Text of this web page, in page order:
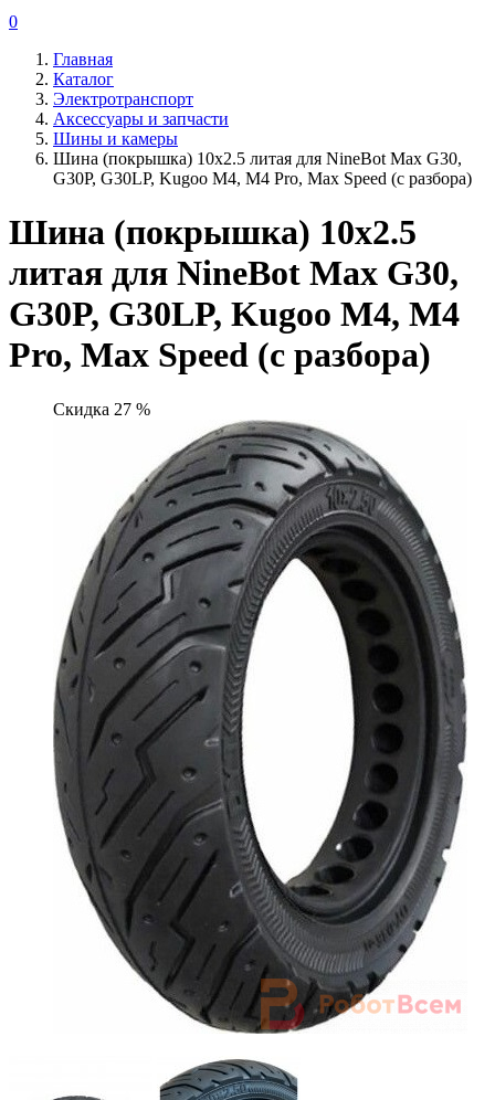
0
Главная
Каталог
Электротранспорт
Аксессуары и запчасти
Шины и камеры
Шина (покрышка) 10x2.5 литая для NineBot Max G30,
G30P, G30LP, Kugoo M4, M4 Pro, Max Speed (с разбора)
Шина (покрышка) 10x2.5
литая для NineBot Max G30,
G30P, G30LP, Kugoo M4, M4
Pro, Max Speed (с разбора)
Скидка 27 %